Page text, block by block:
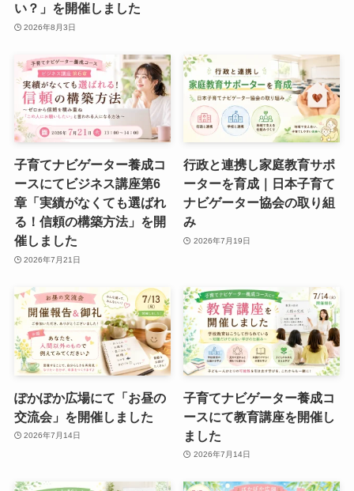
い？」を開催しました
2026年8月3日
子育てナビゲーター養成コ
ースにてビジネス講座第6
章「実績がなくても選ばれ
る！信頼の構築方法」を開
催しました
2026年7月21日
行政と連携し家庭教育サポ
ーターを育成｜日本子育て
ナビゲーター協会の取り組
み
2026年7月19日
ぽかぽか広場にて「お昼の
交流会」を開催しました
2026年7月14日
子育てナビゲーター養成コ
ースにて教育講座を開催し
ました
2026年7月14日